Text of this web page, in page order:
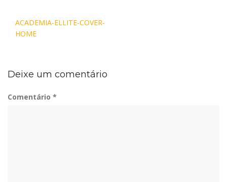
Navegação
de
ACADEMIA-ELLITE-COVER-
HOME
Deixe um comentário
Comentário *